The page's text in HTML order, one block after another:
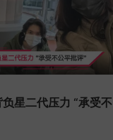
星二代压力 “承受不